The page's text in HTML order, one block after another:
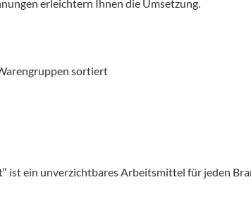
erleichtern Ihnen die Umsetzung.
sortiert
ist ein unverzichtbares Arbeitsmittel für jeden